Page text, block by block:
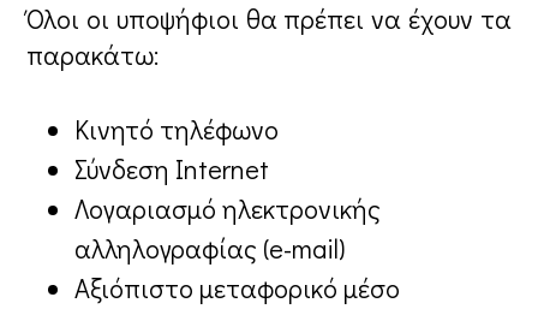
Όλοι οι υποψήφιοι θα πρέπει να έχουν τα
παρακάτω:
Κινητό τηλέφωνο
Σύνδεση Internet
Λογαριασμό ηλεκτρονικής
αλληλογραφίας (e-mail)
Αξιόπιστο μεταφορικό μέσο